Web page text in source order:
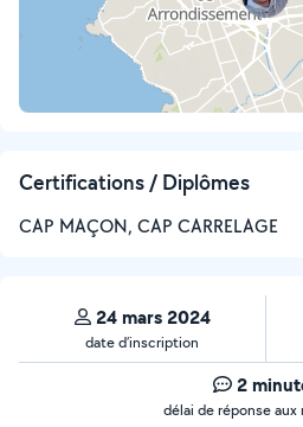
Certifications / Diplômes
CAP MAÇON, CAP CARRELAGE
24 mars 2024
date d’inscription
2
délai de réponse aux